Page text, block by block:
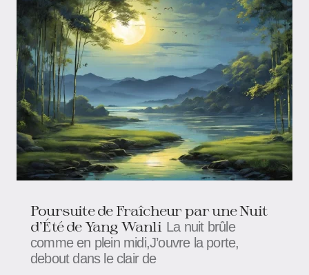
Poursuite de Fraîcheur par une Nuit
d’Été de Yang Wanli La nuit brûle
comme en plein midi,J’ouvre la porte,
debout dans le clair de